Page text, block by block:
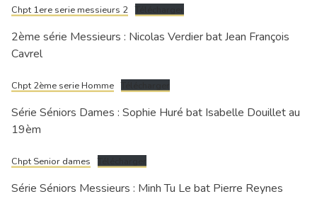
Chpt 1ere serie messieurs 2 Télécharger
2ème série Messieurs : Nicolas Verdier bat Jean François
Cavrel
Chpt 2ème serie Homme Télécharger
Série Séniors Dames : Sophie Huré bat Isabelle Douillet au
19èm
Chpt Senior dames Télécharger
Série Séniors Messieurs : Minh Tu Le bat Pierre Reynes